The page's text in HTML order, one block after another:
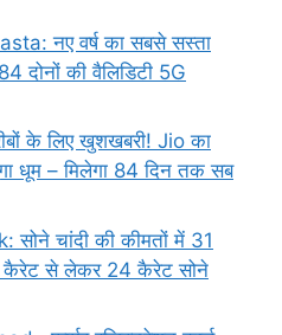
नए वर्ष का सबसे सस्ता
दोनों की वैलिडिटी 5G
के लिए खुशखबरी! Jio का
धूम – मिलेगा 84 दिन तक सब
चांदी की कीमतों में 31
कैरेट से लेकर 24 कैरेट सोने